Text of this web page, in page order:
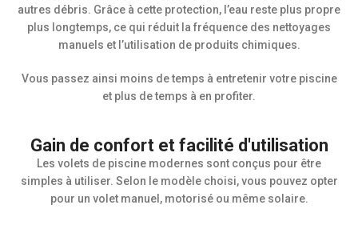
autres débris. Grâce à cette protection, l’eau reste plus propre
plus longtemps, ce qui réduit la fréquence des nettoyages
manuels et l’utilisation de produits chimiques.
Vous passez ainsi moins de temps à entretenir votre piscine
et plus de temps à en profiter.
Gain de confort et facilité d'utilisation
Les volets de piscine modernes sont conçus pour être
simples à utiliser. Selon le modèle choisi, vous pouvez opter
pour un volet manuel, motorisé ou même solaire.